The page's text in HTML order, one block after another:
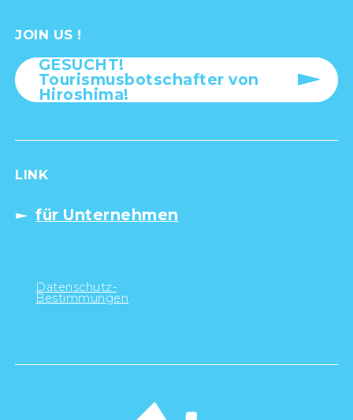
JOIN US !
GESUCHT!
Tourismusbotschafter von
Hiroshima!
LINK
für Unternehmen
Datenschutz-
Bestimmungen